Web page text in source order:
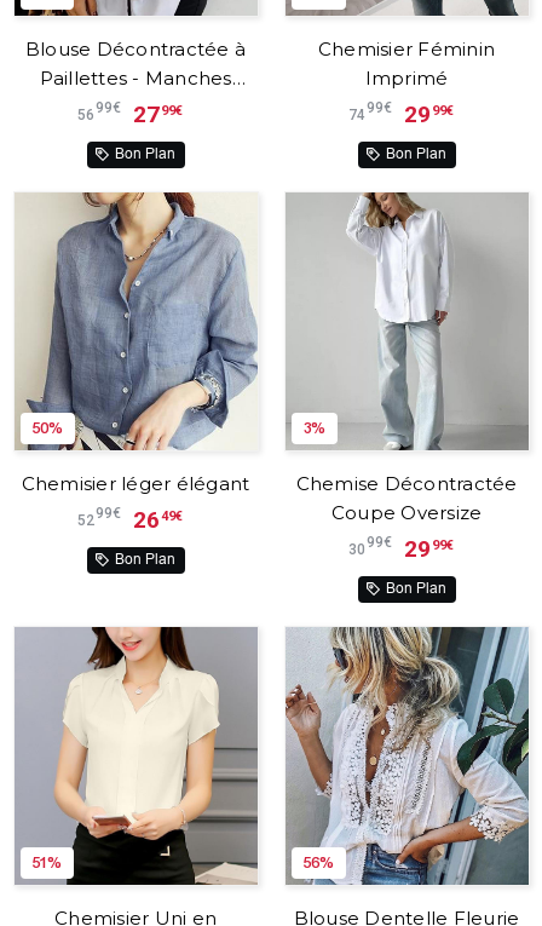
Blouse Décontractée à
Paillettes - Manches
Longues Retroussables
5699€ 2799€
Bon Plan
Chemisier Féminin
Imprimé
7499€ 29 99€
Bon Plan
50%
Chemisier léger élégant
5299€ 2649€
Bon Plan
3%
Chemise Décontractée
Coupe Oversize
3099€ 29 99€
Bon Plan
51%
Chemisier Uni en
56%
Blouse Dentelle Fleurie